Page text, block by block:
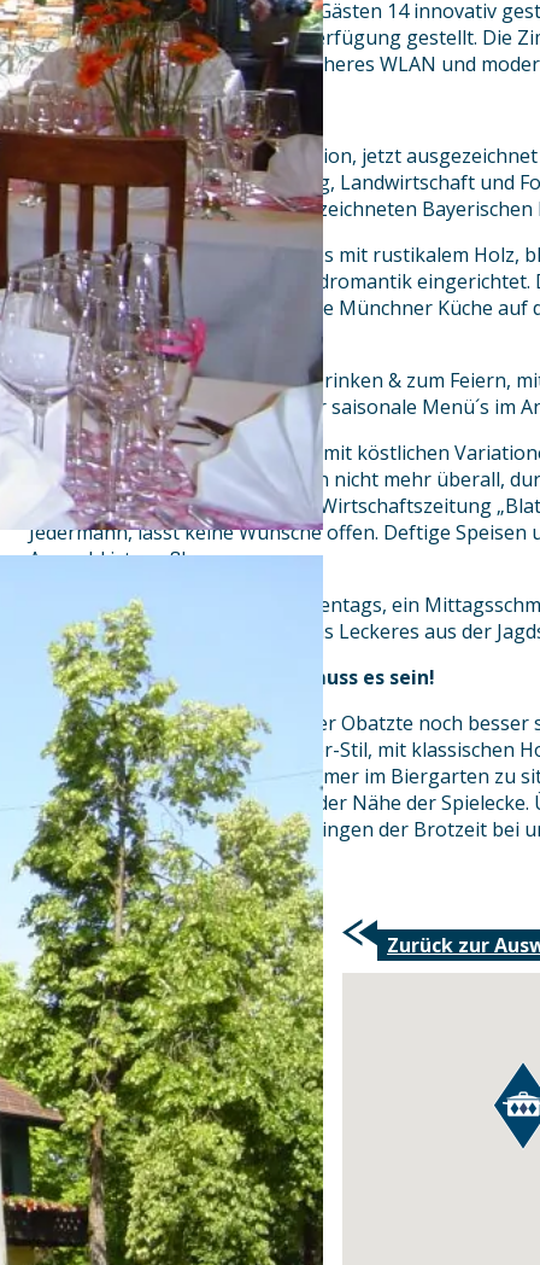
mit dem „Jägerwinkel“, unseren Gästen 14 innovativ
renoviert, in neuem Glanz zur Verfügung gestellt. Die
kostenfreies Festnetztelefon, sicheres WLAN und
Wirtshaus & Biergarten
Ein Wirtshaus, wie in alter Tradition, jetzt
Staatsministerium für Ernährung, Landwirtschaft und
Bayern mit 3 Rauten der „Ausgezeichneten Bayerischen
Bayerisch gemütlich! Darum ist es mit rustikalem Holz,
anheimelnder Dekoration in Jagdromantik eingerichtet.
dann noch die einfache klassische Münchner Küche auf
gar nie mehr hoam…
Hier finden Sie Zeit zum Essen, Trinken & zum Feiern,
Feierlichkeiten & Feste haben wir saisonale Menü´s im
Unser Küchenchef verwöhnt Sie mit köstlichen
Speisekarte. Das findet man auch nicht mehr überall,
Unsere Speisekarte, als Lokal & Wirtschaftszeitung
Jedermann, lässt keine Wünsche offen. Deftige Speisen
Auswahl ist groß!
Zur Mittagszeit bieten wir Wochentags, ein
bei uns in weniger als 30 min. was Leckeres aus der
Biergarten – Richtig zünftig muss es sein!
Damit die Maß, die Brez´n und der Obatzte noch
Biergarten im Original-Münchner-Stil, mit klassischen
Was gibt´s schöneres als im Sommer im Biergarten zu
oder mit Blick auf die Kleinen in der Nähe der
Bayerischer Tradition, das Mitbringen der Brotzeit bei
Zurück zur